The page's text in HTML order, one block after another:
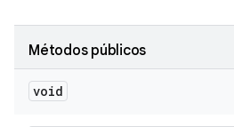
Métodos públicos
void